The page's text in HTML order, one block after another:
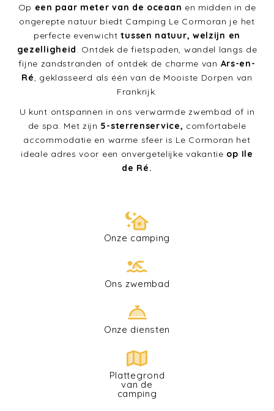
Op een paar meter van de oceaan en midden in de
ongerepte natuur biedt Camping Le Cormoran je het
perfecte evenwichttussen natuur, welzijn en
gezelligheid. Ontdek de fietspaden, wandel langs de
fijne zandstranden of ontdek de charme van Ars-en-
Ré, geklasseerd als één van de Mooiste Dorpen van
Frankrijk.
U kunt ontspannen in ons verwarmde zwembad of in
de spa. Met zijn 5-sterrenservice, comfortabele
accommodatie en warme sfeer is Le Cormoran het
ideale adres voor een onvergetelijke vakantie op Ile
de Ré.
Onze camping
Ons zwembad
Onze diensten
Plattegrond
van de
camping